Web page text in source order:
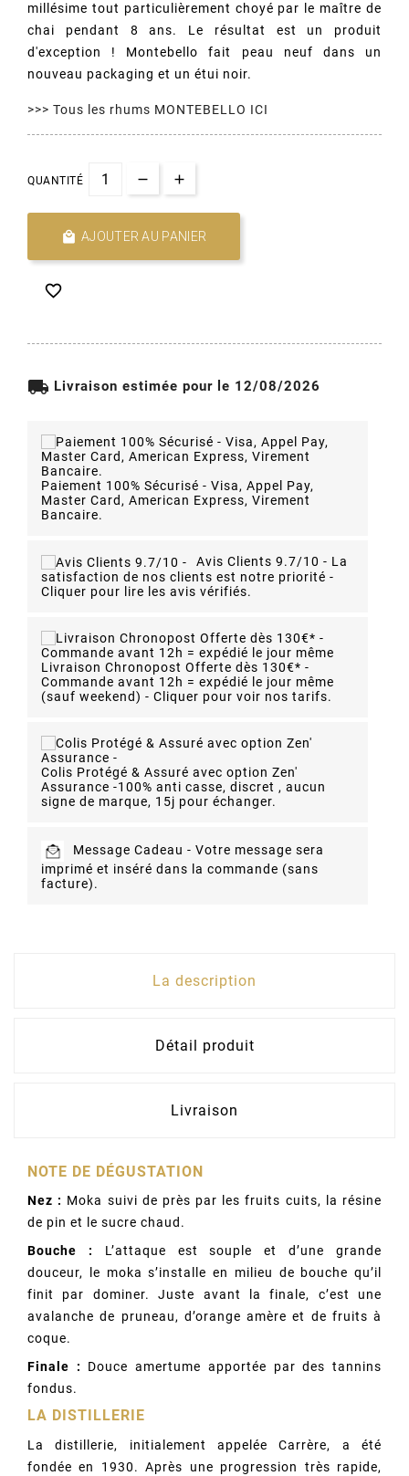
millésime tout particulièrement choyé par le maître de
chai pendant 8 ans. Le résultat est un produit
d'exception ! Montebello fait peau neuf dans un
nouveau packaging et un étui noir.
>>> Tous les rhums MONTEBELLO ICI
QUANTITÉ
 AJOUTER AU PANIER

local_shipping Livraison estimée pour le 12/08/2026
Paiement 100% Sécurisé - Visa, Appel Pay,
Master Card, American Express, Virement
Bancaire.
Avis Clients 9.7/10 - La
satisfaction de nos clients est notre priorité -
Cliquer pour lire les avis vérifiés.
Livraison Chronopost Offerte dès 130€* -
Commande avant 12h = expédié le jour même
(sauf weekend) - Cliquer pour voir nos tarifs.
Colis Protégé & Assuré avec option Zen'
Assurance -100% anti casse, discret , aucun
signe de marque, 15j pour échanger.
Message Cadeau - Votre message sera
imprimé et inséré dans la commande (sans
facture).
La description
Détail produit
Livraison
NOTE DE DÉGUSTATION
Nez : Moka suivi de près par les fruits cuits, la résine
de pin et le sucre chaud.
Bouche :
L’attaque est souple et d’une grande
douceur, le moka s’installe en milieu de bouche qu’il
finit par dominer. Juste avant la finale, c’est une
avalanche de pruneau, d’orange amère et de fruits à
coque.
Finale :
Douce amertume apportée par des tannins
fondus.
LA DISTILLERIE
La distillerie, initialement appelée Carrère, a été
fondée en 1930. Après une progression très rapide,